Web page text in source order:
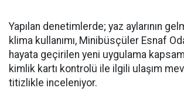
Yapılan denetimlerde; yaz aylarının
klima kullanımı, Minibüsçüler Esnaf
hayata geçirilen yeni uygulama
kimlik kartı kontrolü ile ilgili ulaşım
titizlikle inceleniyor.